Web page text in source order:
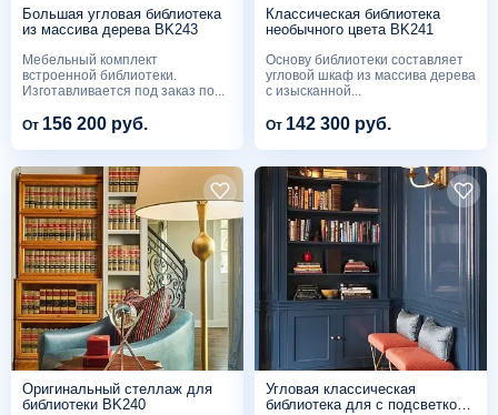
Большая угловая библиотека
из массива дерева BK243
Мебельный комплект
встроенной библиотеки.
Изготавливается под заказ по...
От 156 200 руб.
Классическая библиотека
необычного цвета BK241
Основу библиотеки составляет
угловой шкаф из массива дерева
с изысканной...
От 142 300 руб.
Оригинальный стеллаж для
библиотеки BK240
Угловая классическая
библиотека для с подсветкой